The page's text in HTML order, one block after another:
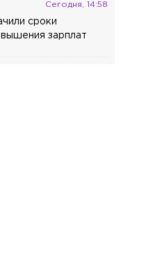
Сегодня, 14:58
сроки
зарплат